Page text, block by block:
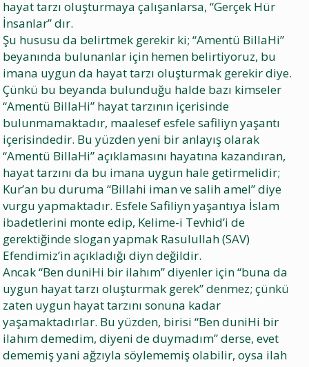
hayat tarzı oluşturmaya çalışanlarsa, “Gerçek Hür
İnsanlar” dır.
Şu hususu da belirtmek gerekir ki; “Amentü BillaHi”
beyanında bulunanlar için hemen belirtiyoruz, bu
imana uygun da hayat tarzı oluşturmak gerekir diye.
Çünkü bu beyanda bulunduğu halde bazı kimseler
“Amentü BillaHi” hayat tarzının içerisinde
bulunmamaktadır, maalesef esfele safiliyn yaşantı
içerisindedir. Bu yüzden yeni bir anlayış olarak
“Amentü BillaHi” açıklamasını hayatına kazandıran,
hayat tarzını da bu imana uygun hale getirmelidir;
Kur’an bu duruma “Billahi iman ve salih amel” diye
vurgu yapmaktadır. Esfele Safiliyn yaşantıya İslam
ibadetlerini monte edip, Kelime-i Tevhid’i de
gerektiğinde slogan yapmak Rasulullah (SAV)
Efendimiz’in açıkladığı diyn değildir.
Ancak “Ben duniHi bir ilahım” diyenler için “buna da
uygun hayat tarzı oluşturmak gerek” denmez; çünkü
zaten uygun hayat tarzını sonuna kadar
yaşamaktadırlar. Bu yüzden, birisi “Ben duniHi bir
ilahım demedim, diyeni de duymadım” derse, evet
dememiş yani ağzıyla söylememiş olabilir, oysa ilah